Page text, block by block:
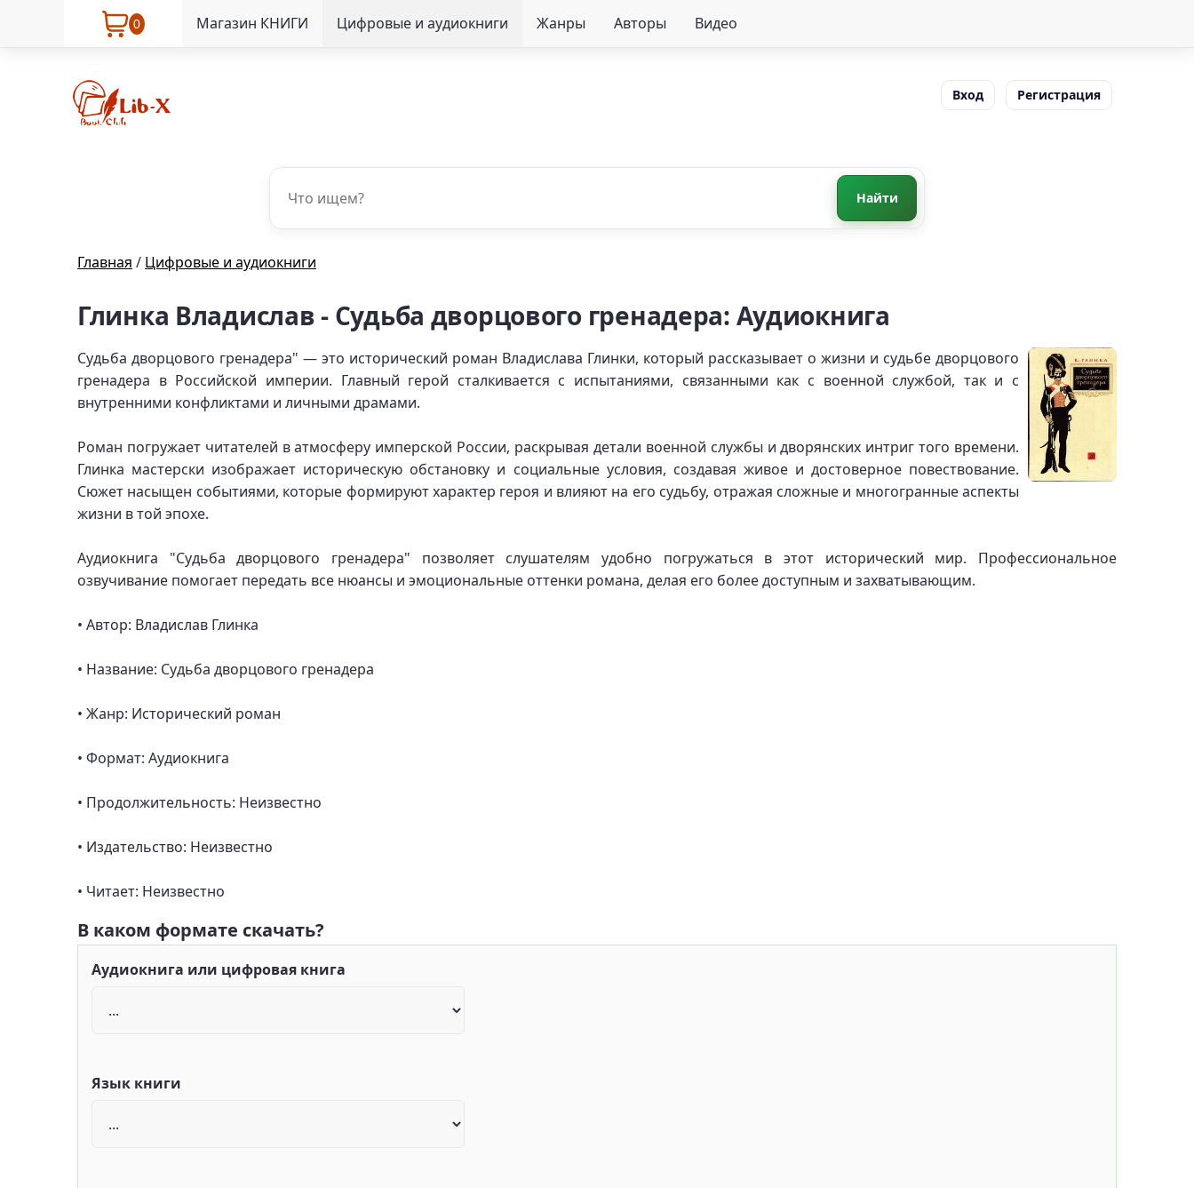
0 Магазин КНИГИ Цифровые и аудиокниги Жанры Авторы Видео
Вход Регистрация
Найти
Главная / Цифровые и аудиокниги
Глинка Владислав - Судьба дворцового гренадера: Аудиокнига
Судьба дворцового гренадера" — это исторический роман Владислава Глинки, который рассказывает о жизни и судьбе дворцового
гренадера в Российской империи. Главный герой сталкивается с испытаниями, связанными как с военной службой, так и с
внутренними конфликтами и личными драмами.
Роман погружает читателей в атмосферу имперской России, раскрывая детали военной службы и дворянских интриг того времени.
Глинка мастерски изображает историческую обстановку и социальные условия, создавая живое и достоверное повествование.
Сюжет насыщен событиями, которые формируют характер героя и влияют на его судьбу, отражая сложные и многогранные аспекты
жизни в той эпохе.
Аудиокнига "Судьба дворцового гренадера" позволяет слушателям удобно погружаться в этот исторический мир. Профессиональное
озвучивание помогает передать все нюансы и эмоциональные оттенки романа, делая его более доступным и захватывающим.
• Автор: Владислав Глинка
• Название: Судьба дворцового гренадера
• Жанр: Исторический роман
• Формат: Аудиокнига
• Продолжительность: Неизвестно
• Издательство: Неизвестно
• Читает: Неизвестно
В каком формате скачать?
Аудиокнига или цифровая книга
Язык книги